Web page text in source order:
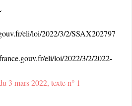
eli/loi/2022/3/2/SSAX202797
eli/loi/2022/3/2/2022-
3 mars 2022, texte n° 1